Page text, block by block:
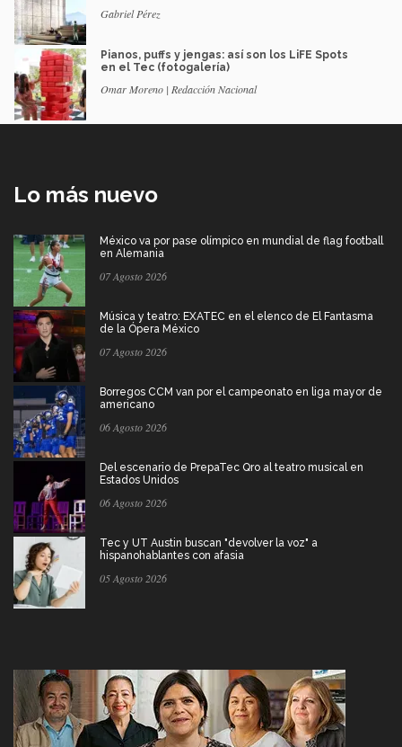
Gabriel Pérez
Pianos, puffs y jengas: así son los LiFE Spots
en el Tec (fotogalería)
Omar Moreno | Redacción Nacional
Lo más nuevo
México va por pase olímpico en mundial de flag football
en Alemania
07 Agosto 2026
Música y teatro: EXATEC en el elenco de El Fantasma
de la Ópera México
07 Agosto 2026
Borregos CCM van por el campeonato en liga mayor de
americano
06 Agosto 2026
Del escenario de PrepaTec Qro al teatro musical en
Estados Unidos
06 Agosto 2026
Tec y UT Austin buscan "devolver la voz" a
hispanohablantes con afasia
05 Agosto 2026